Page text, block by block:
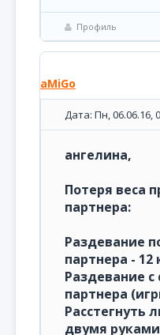
Профиль
aMiGo
Дата: Пн,
ангелина,
Потеря веса
партнера:
Раздевание
партнера - 12
Раздевание
партнера
Расстегнуть
двумя